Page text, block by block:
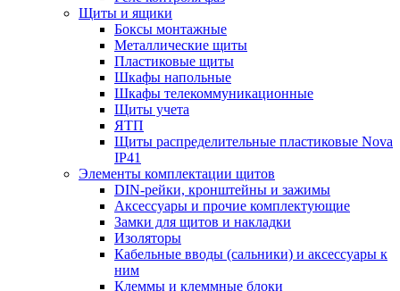
Щиты и ящики
Боксы монтажные
Металлические щиты
Пластиковые щиты
Шкафы напольные
Шкафы телекоммуникационные
Щиты учета
ЯТП
Щиты распределительные пластиковые Nova
IP41
Элементы комплектации щитов
DIN-рейки, кронштейны и зажимы
Аксессуары и прочие комплектующие
Замки для щитов и накладки
Изоляторы
Кабельные вводы (сальники) и аксессуары к
ним
Клеммы и клеммные блоки